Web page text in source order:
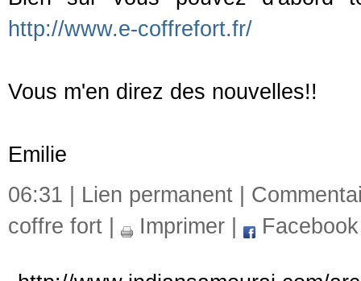
http://www.e-coffrefort.fr/
Vous m'en direz des nouvelles!!
Emilie
06:31 | Lien permanent
coffre fort
Imprimer Facebook